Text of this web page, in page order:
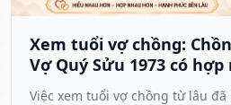
Xem tuổi vợ chồng:
Vợ Quý Sửu 1973 có
Việc xem tuổi vợ chồng từ lâu